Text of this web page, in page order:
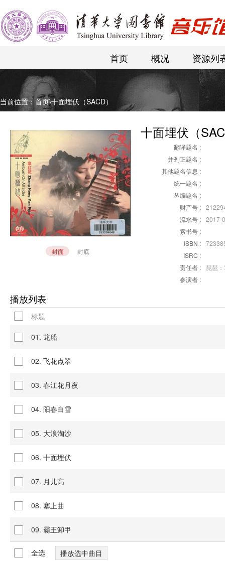
首页 概况 资源列
当前位置： 首页\十面埋伏（SACD）
封面 封底
十面埋伏（
翻译题名 :
并列正题名 :
其他题名信息 :
统一题名 :
丛编题名 :
财产号 :
流水号 : 2017-
索书号 :
ISBN :
ISRC :
责任者 :
琵琶
参演者 :
播放列表
标题
01. 龙船
02. 飞花点翠
03. 春江花月夜
04. 阳春白雪
05. 大浪淘沙
06. 十面埋伏
07. 月儿高
08. 塞上曲
09. 霸王卸甲
全选